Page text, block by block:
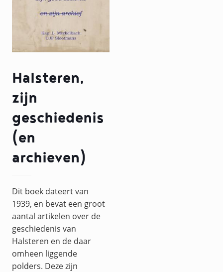
Halsteren,
zijn
geschiedenis
(en
archieven)
Dit boek dateert van
1939, en bevat een groot
aantal artikelen over de
geschiedenis van
Halsteren en de daar
omheen liggende
polders. Deze zijn